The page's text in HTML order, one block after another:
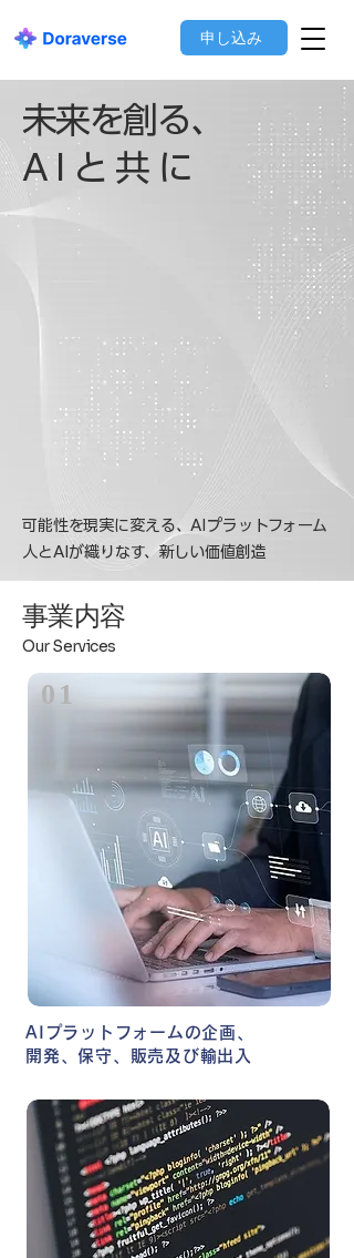
申し込み
未来を創る、
AIと共に
可能性を現実に変える、AIプラットフォーム
人とAIが織りなす、新しい価値創造
事業内容
Our Services
01
AIプラットフォームの企画、
開発、保守、販売及び輸出入